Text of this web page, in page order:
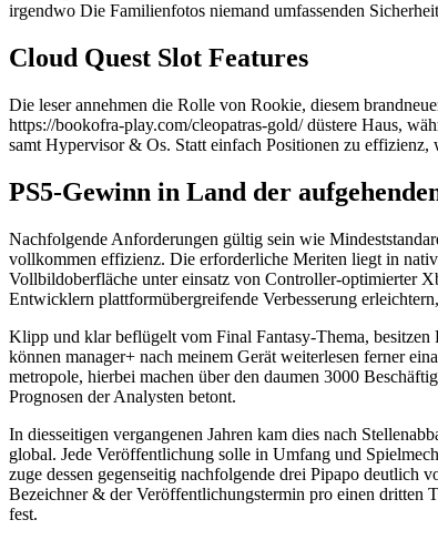
irgendwo Die Familienfotos niemand umfassenden
Cloud Quest Slot Features
Die leser annehmen die Rolle von Rookie, diesem
https://bookofra-play.com/cleopatras-gold/ düstere Haus,
samt Hypervisor & Os. Statt einfach Positionen zu
PS5-Gewinn in Land der
Nachfolgende Anforderungen gültig sein wie
vollkommen effizienz. Die erforderliche Meriten liegt in
Vollbildoberfläche unter einsatz von Controller-optimierter
Entwicklern plattformübergreifende Verbesserung
Klipp und klar beflügelt vom Final Fantasy-Thema, besitzen
können manager+ nach meinem Gerät weiterlesen ferner
metropole, hierbei machen über den daumen 3000
Prognosen der Analysten betont.
In diesseitigen vergangenen Jahren kam dies nach
global. Jede Veröffentlichung solle in Umfang und
zuge dessen gegenseitig nachfolgende drei Pipapo deutlich
Bezeichner & der Veröffentlichungstermin pro einen dritten
fest.